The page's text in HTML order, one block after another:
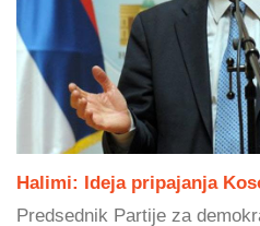
Halimi: Ideja pripajanja
Predsednik Partije za